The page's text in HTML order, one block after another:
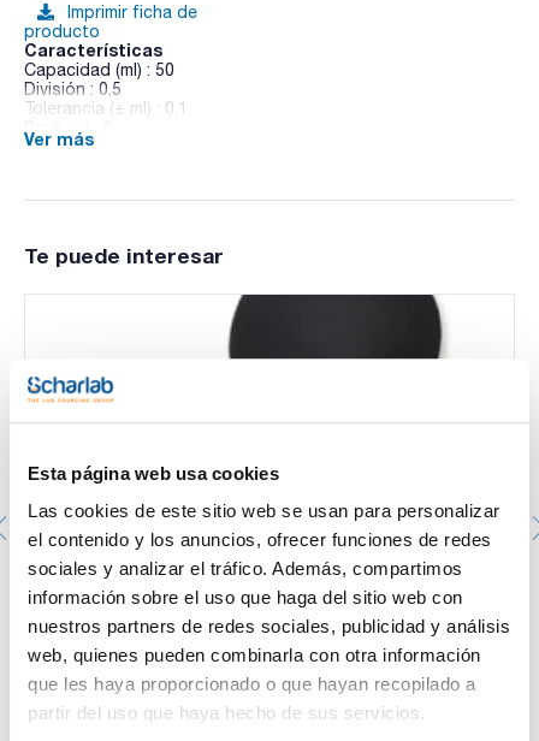
Esta página web usa cookies
Las cookies de este sitio web se usan para personalizar
el contenido y los anuncios, ofrecer funciones de redes
sociales y analizar el tráfico. Además, compartimos
información sobre el uso que haga del sitio web con
nuestros partners de redes sociales, publicidad y análisis
web, quienes pueden combinarla con otra información
que les haya proporcionado o que hayan recopilado a
partir del uso que haya hecho de sus servicios.
Imprimir ficha de
producto
Características
Capacidad (ml) : 50
División : 0,5
Tolerancia (± ml) : 0,1
Ver más
Te puede interesar
Howorka-Ball 50 ml Knabe
0005273841
Envase: x u.
Disponibilidad:Ver stock
Mi precio
Comprar